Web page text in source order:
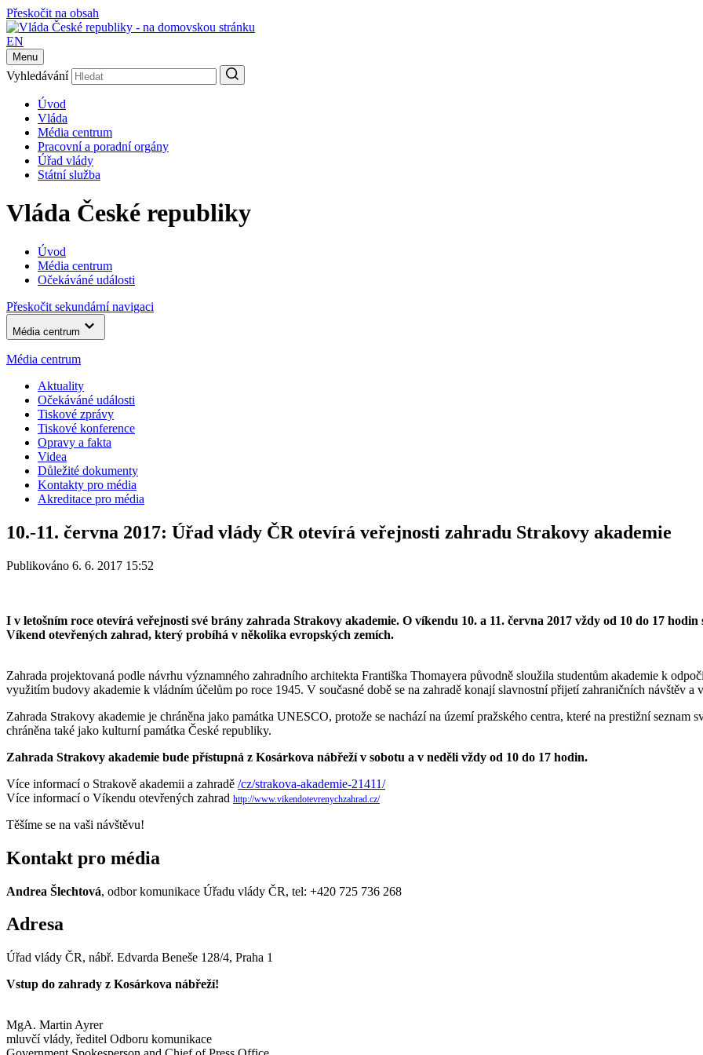
Přeskočit na obsah
EN
Menu
Vyhledávání
Úvod
Vláda
Média centrum
Pracovní a poradní orgány
Úřad vlády
Státní služba
Vláda České republiky
Úvod
Média centrum
Očekáváné události
Přeskočit sekundární navigaci
Média centrum
Média centrum
Aktuality
Očekáváné události
Tiskové zprávy
Tiskové konference
Opravy a fakta
Videa
Důležité dokumenty
Kontakty pro média
Akreditace pro média
10.-11. června 2017: Úřad vlády ČR otevírá veřejnosti zahradu Strakovy akademie
Publikováno 6. 6. 2017 15:52
I v letošním roce otevírá veřejnosti své brány zahrada Strakovy akademie. O víkendu 10. a 11. června 2017 vždy od 10 do 17
Víkend otevřených zahrad, který probíhá v několika evropských zemích.
Zahrada projektovaná podle návrhu významného zahradního architekta Františka Thomayera původně sloužila studentům akademie k
využitím budovy akademie k vládním účelům po roce 1945. V současné době se na zahradě konají slavnostní přijetí zahraničních návštěv a
Zahrada Strakovy akademie je chráněna jako památka UNESCO, protože se nachází na území pražského centra, které na prestižní
chráněna také jako kulturní památka České republiky.
Zahrada Strakovy akademie bude přístupná z Kosárkova nábřeží v sobotu a v neděli vždy od 10 do 17 hodin.
Více informací o Strakově akademii a zahradě /cz/strakova-akademie-21411/
Více informací o Víkendu otevřených zahrad http://www.vikendotevrenychzahrad.cz/
Těšíme se na vaši návštěvu!
Kontakt pro média
Andrea Šlechtová, odbor komunikace Úřadu vlády ČR, tel: +420 725 736 268
Adresa
Úřad vlády ČR, nábř. Edvarda Beneše 128/4, Praha 1
Vstup do zahrady z Kosárkova nábřeží!
MgA. Martin Ayrer
mluvčí vlády, ředitel Odboru komunikace